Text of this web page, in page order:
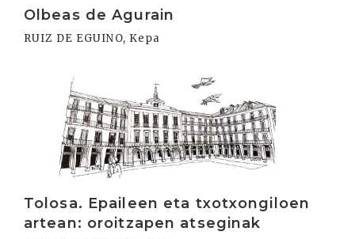
Olbeas de Agurain
RUIZ DE EGUINO, Kepa
Tolosa. Epaileen eta txotxongiloen
artean: oroitzapen atseginak
Irakurri